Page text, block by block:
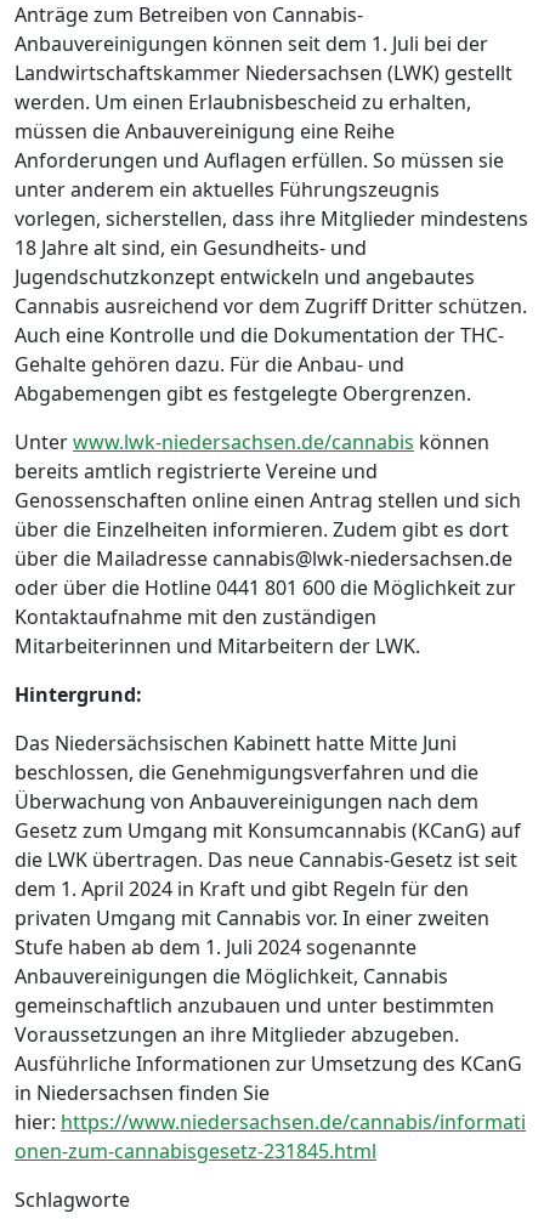
Anträge zum Betreiben von Cannabis-
Anbauvereinigungen können seit dem 1. Juli bei der
Landwirtschaftskammer Niedersachsen (LWK) gestellt
werden. Um einen Erlaubnisbescheid zu erhalten,
müssen die Anbauvereinigung eine Reihe
Anforderungen und Auflagen erfüllen. So müssen sie
unter anderem ein aktuelles Führungszeugnis
vorlegen, sicherstellen, dass ihre Mitglieder mindestens
18 Jahre alt sind, ein Gesundheits- und
Jugendschutzkonzept entwickeln und angebautes
Cannabis ausreichend vor dem Zugriff Dritter schützen.
Auch eine Kontrolle und die Dokumentation der THC-
Gehalte gehören dazu. Für die Anbau- und
Abgabemengen gibt es festgelegte Obergrenzen.
Unterwww.lwk-niedersachsen.de/cannabis können
bereits amtlich registrierte Vereine und
Genossenschaften online einen Antrag stellen und sich
über die Einzelheiten informieren. Zudem gibt es dort
über die Mailadresse cannabis@lwk-niedersachsen.de
oder über die Hotline 0441 801 600 die Möglichkeit zur
Kontaktaufnahme mit den zuständigen
Mitarbeiterinnen und Mitarbeitern der LWK.
Hintergrund:
Das Niedersächsischen Kabinett hatte Mitte Juni
beschlossen, die Genehmigungsverfahren und die
Überwachung von Anbauvereinigungen nach dem
Gesetz zum Umgang mit Konsumcannabis (KCanG) auf
die LWK übertragen. Das neue Cannabis-Gesetz ist seit
dem 1. April 2024 in Kraft und gibt Regeln für den
privaten Umgang mit Cannabis vor. In einer zweiten
Stufe haben ab dem 1. Juli 2024 sogenannte
Anbauvereinigungen die Möglichkeit, Cannabis
gemeinschaftlich anzubauen und unter bestimmten
Voraussetzungen an ihre Mitglieder abzugeben.
Ausführliche Informationen zur Umsetzung des KCanG
in Niedersachsen finden Sie
hier: https://www.niedersachsen.de/cannabis/informati
onen-zum-cannabisgesetz-231845.html
Schlagworte